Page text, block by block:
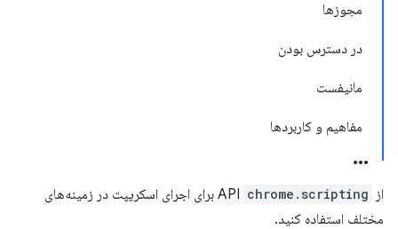
مجوزها
در دسترس بودن
مانیفست
مفاهیم و کاربردها
از API chrome.scripting
برای اجرای اسکریپت در زمینه‌های
مختلف استفاده کنید.